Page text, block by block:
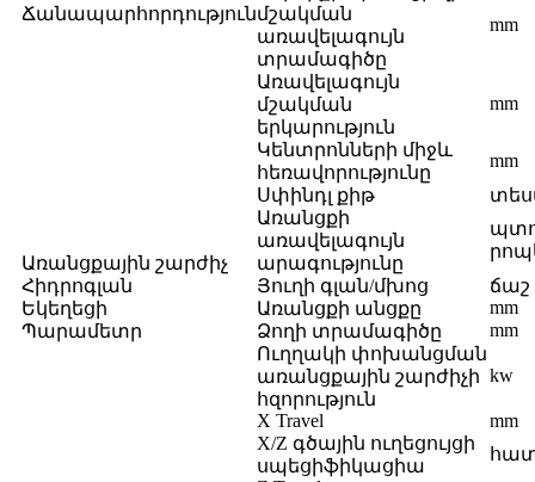
Ճանապարհորդությունմշակման
առավելագույն
տրամագիծը
mm
Առավելագույն
մշակման
երկարություն
mm
Կենտրոնների միջև
հեռավորությունը
mm
Առանցքային շարժիչ
Հիդրոգլան
Եկեղեցի
Պարամետր
Սփինդլ քիթ
Առանցքի
առավելագույն
արագությունը
Յուղի գլան/մխոց
ճաշ
Առանցքի անցքը
mm
Ձողի տրամագիծը
mm
Ուղղակի փոխանցման
առանցքային շարժիչի
հզորություն
kw
X Travel
mm
X/Z գծային ուղեցույցի
սպեցիֆիկացիա